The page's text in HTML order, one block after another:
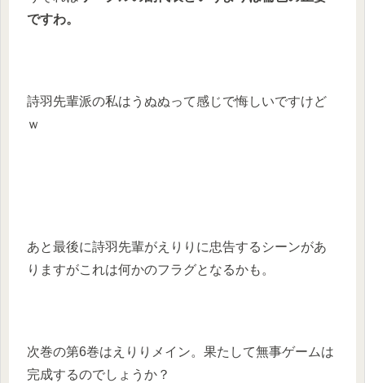
ですわ。
詩羽先輩派の私はうぬぬって感じで悔しいですけど
ｗ
あと最後に詩羽先輩がえりりに忠告するシーンがあ
りますがこれは何かのフラグとなるかも。
次巻の第6巻はえりりメイン。果たして無事ゲームは
完成するのでしょうか？